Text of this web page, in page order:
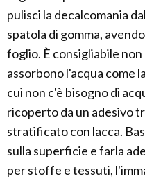
pulisci la decalcomania
spatola di gomma,
foglio. È consigliabile
assorbono l'acqua come
cui non c'è bisogno di
ricoperto da un adesivo
stratificato con lacca.
sulla superficie e farla
per stoffe e tessuti,